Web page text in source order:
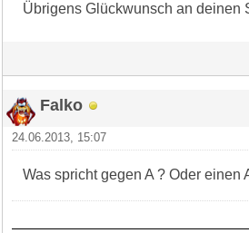
Übrigens Glückwunsch an deinen
Falko
24.06.2013, 15:07
Was spricht gegen A ? Oder einen